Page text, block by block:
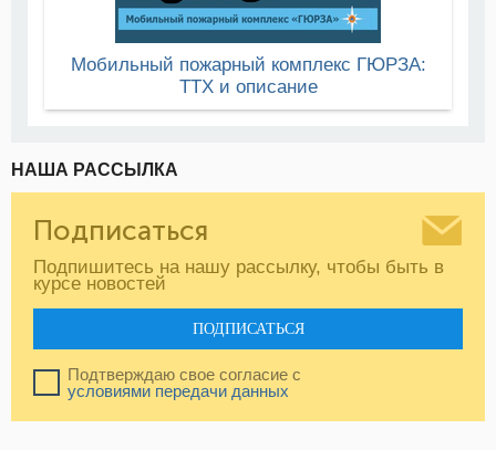
Мобильный пожарный комплекс ГЮРЗА:
ТТХ и описание
НАША РАССЫЛКА
Подписаться
Подпишитесь на нашу рассылку, чтобы быть в
курсе новостей
ПОДПИСАТЬСЯ
Подтверждаю свое согласие с
условиями передачи данных